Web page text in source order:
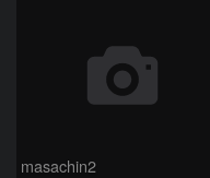
masachin2